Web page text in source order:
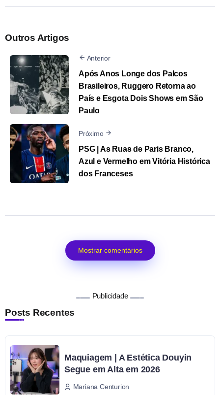
Outros Artigos
Anterior
Após Anos Longe dos Palcos
Brasileiros, Ruggero Retorna ao
País e Esgota Dois Shows em São
Paulo
Próximo
PSG | As Ruas de Paris Branco,
Azul e Vermelho em Vitória Histórica
dos Franceses
Mostrar comentários
Publicidade
Posts Recentes
Maquiagem | A Estética Douyin
Segue em Alta em 2026
Mariana Centurion